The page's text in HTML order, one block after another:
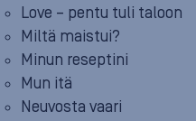
Love – pentu tuli taloon
Miltä maistui?
Minun reseptini
Mun itä
Neuvosta vaari